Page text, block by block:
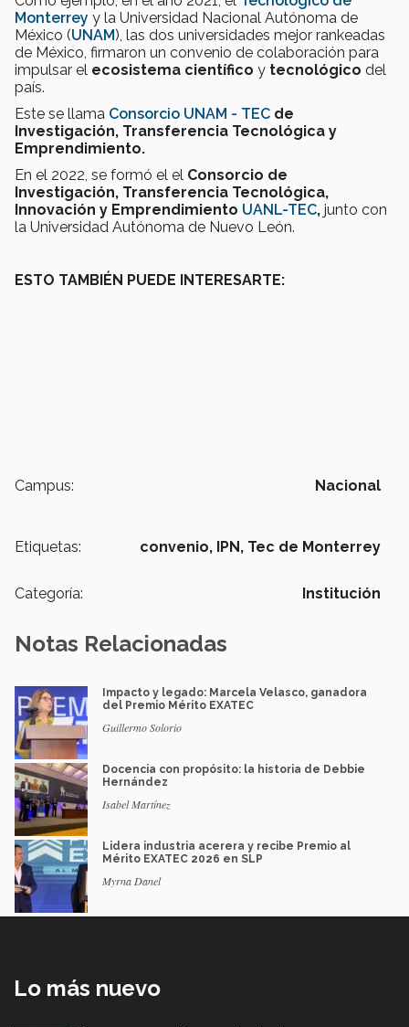
Monterrey y la Universidad Nacional Autónoma de
México (UNAM), las dos universidades mejor rankeadas
de México, firmaron un convenio de colaboración para
impulsar el ecosistema científico y tecnológico del
país.
Este se llama Consorcio UNAM - TEC de
Investigación, Transferencia Tecnológica y
Emprendimiento.
En el 2022, se formó el el Consorcio de
Investigación, Transferencia Tecnológica,
Innovación y Emprendimiento UANL-TEC, junto con
la Universidad Autónoma de Nuevo León.
ESTO TAMBIÉN PUEDE INTERESARTE:
Campus: Nacional
Etiquetas: convenio, IPN, Tec de Monterrey
Categoría: Institución
Notas Relacionadas
Impacto y legado: Marcela Velasco, ganadora
del Premio Mérito EXATEC
Guillermo Solorio
Docencia con propósito: la historia de Debbie
Hernández
Isabel Martínez
Lidera industria acerera y recibe Premio al
Mérito EXATEC 2026 en SLP
Myrna Danel
Lo más nuevo